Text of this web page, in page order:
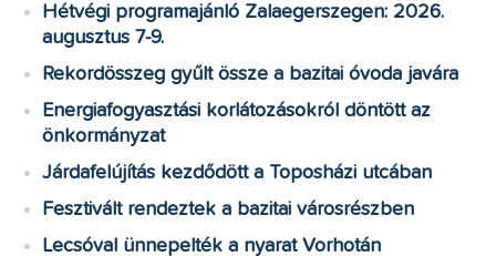
Hétvégi programajánló Zalaegerszegen: 2026.
augusztus 7-9.
Rekordösszeg gyűlt össze a bazitai óvoda javára
Energiafogyasztási korlátozásokról döntött az
önkormányzat
Járdafelújítás kezdődött a Toposházi utcában
Fesztivált rendeztek a bazitai városrészben
Lecsóval ünnepelték a nyarat Vorhotán